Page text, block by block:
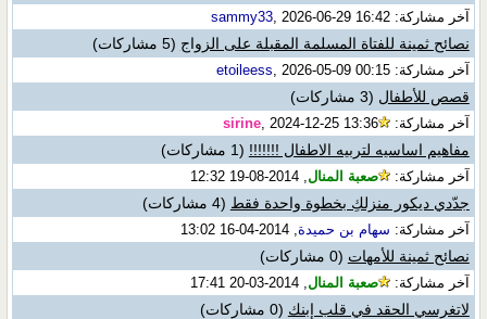
آخر مشاركة: sammy33, 2026-06-29 16:42
نصائح ثمينة للفتاة المسلمة المقبلة على الزواج (5 مشاركات)
آخر مشاركة: etoileess, 2026-05-09 00:15
قصص للأطفال (3 مشاركات)
آخر مشاركة: sirine, 2024-12-25 13:36
مفاهيم اساسيه لتربيه الاطفال !!!!!!! (1 مشاركات)
آخر مشاركة: صعبة المنال, 2014-08-19 12:32
جدّدي ديكور منزلكِ بخطوة واحدة فقط (4 مشاركات)
آخر مشاركة: سهام بن حميدة, 2014-04-16 13:02
نصائح ثمينة للأمهات (0 مشاركات)
آخر مشاركة: صعبة المنال, 2014-03-20 17:41
لاتغرسي الحقد في قلب إبنك (0 مشاركات)